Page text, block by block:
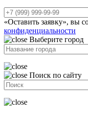
«Оставить заявку», вы
конфиденциальности
Выберите город
Поиск по сайту